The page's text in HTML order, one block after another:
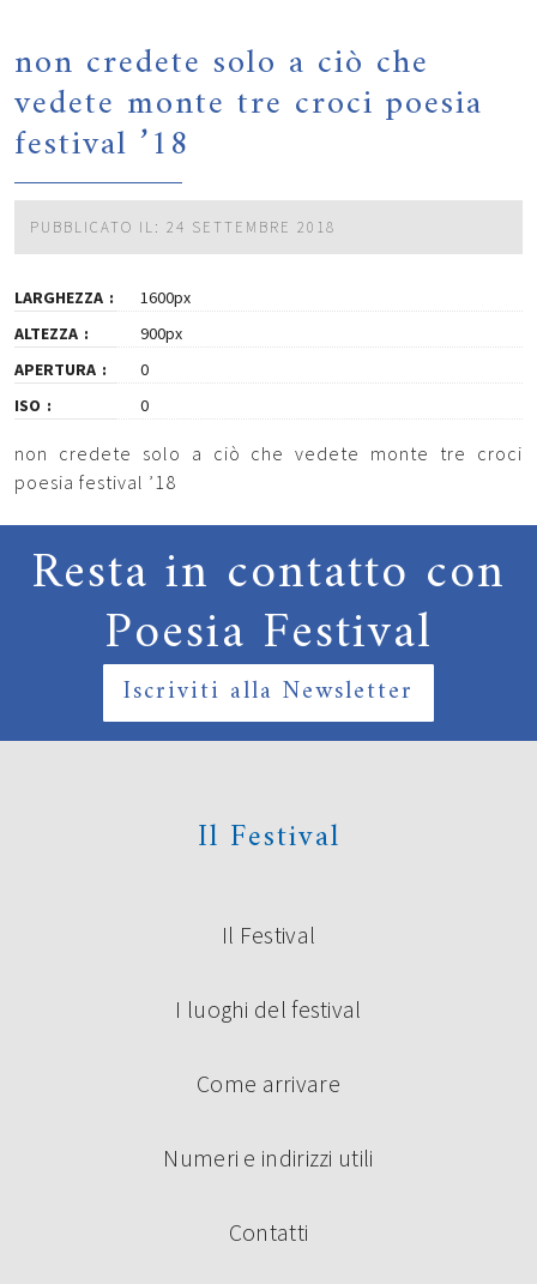
non credete solo a ciò che
vedete monte tre croci poesia
festival ’18
PUBBLICATO IL: 24 SETTEMBRE 2018
LARGHEZZA
1600px
ALTEZZA
900px
APERTURA
0
ISO
0
non credete solo a ciò che vedete monte tre croci
poesia festival ’18
Resta in contatto con
Poesia Festival
Iscriviti alla Newsletter
Il Festival
Il Festival
I luoghi del festival
Come arrivare
Numeri e indirizzi utili
Contatti